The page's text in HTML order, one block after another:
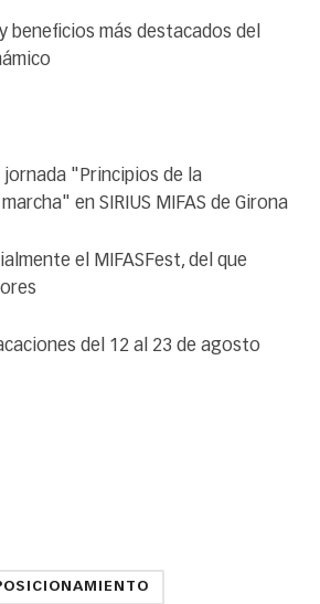
beneficios más destacados del
jornada "Principios de la
en SIRIUS MIFAS de Girona
el MIFASFest, del que
del 12 al 23 de agosto